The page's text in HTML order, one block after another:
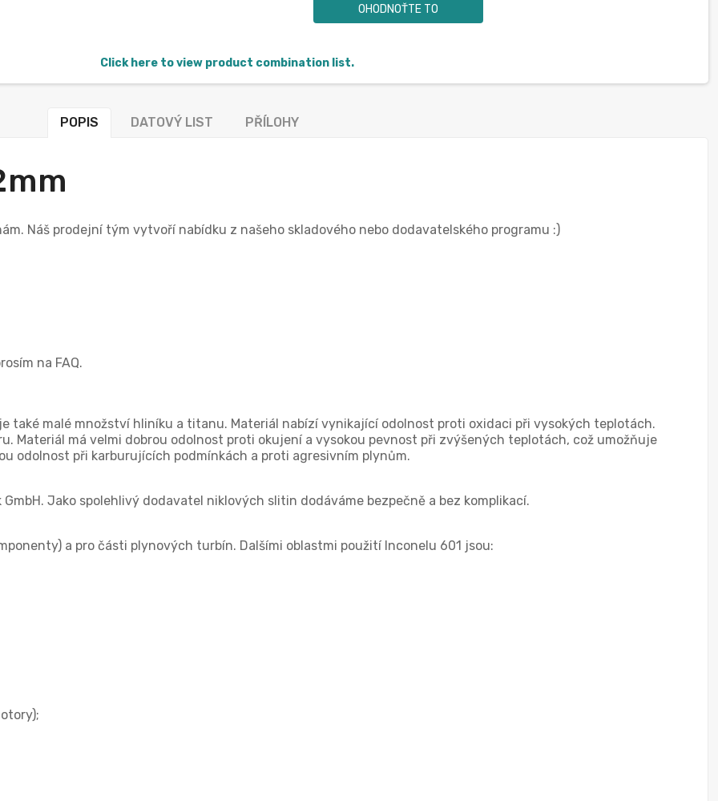
OHODNOŤTE TO
Click here to view product combination list.
POPIS DATOVÝ LIST PŘÍLOHY
Náš prodejní tým vytvoří nabídku z našeho skladového nebo dodavatelského programu :)
na FAQ.
také malé množství hliníku a titanu. Materiál nabízí vynikající odolnost proti oxidaci při vysokých teplotách.
Materiál má velmi dobrou odolnost proti okujení a vysokou pevnost při zvýšených teplotách, což umožňuje
odolnost při karburujících podmínkách a proti agresivním plynům.
Jako spolehlivý dodavatel niklových slitin dodáváme bezpečně a bez komplikací.
a pro části plynových turbín. Dalšími oblastmi použití Inconelu 601 jsou: